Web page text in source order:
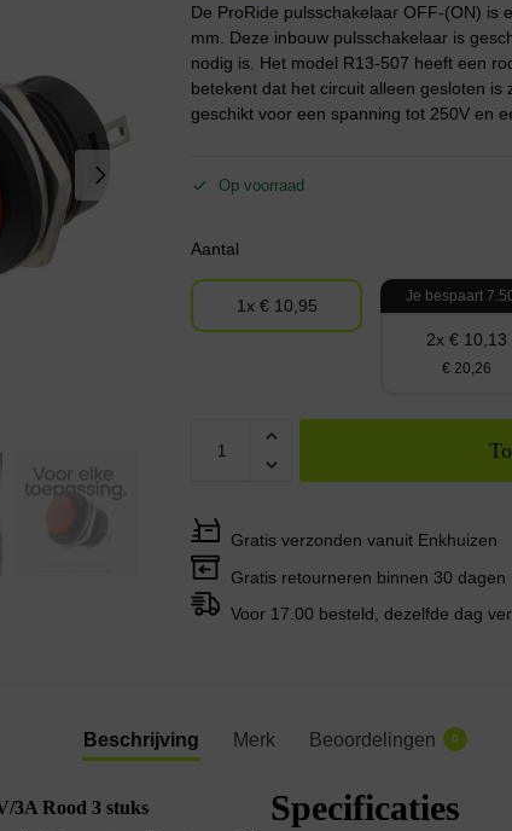
De ProRide pulsschakelaar OFF-(ON) is
mm. Deze inbouw pulsschakelaar is
nodig is. Het model R13-507 heeft een
betekent dat het circuit alleen gesloten
geschikt voor een spanning tot 250V en
Op voorraad
Aantal
1x € 10,95 Je bespaart
2x € 10,13
€ 20,26
Gratis verzonden vanuit Enkhuizen
Gratis retourneren binnen 30 dagen
Voor 17.00 besteld, dezelfde dag
Beschrijving Merk Beoordelingen 0
3A Rood 3 stuks Specificaties